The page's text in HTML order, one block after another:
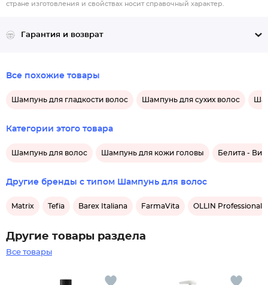
стране изготовления и свойствах носит справочный характер.
Гарантия и возврат
Все похожие товары
Шампунь для гладкости волос Шампунь для сухих волос
Категории этого товара
Шампунь для волос Шампунь для кожи головы Белита -
Другие бренды с типом Шампунь для волос
Matrix Tefia Barex Italiana FarmaVita OLLIN Professional
Другие товары раздела
Все товары